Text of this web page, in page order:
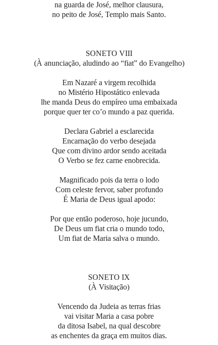
na guarda de José, melhor clausura,
no peito de José, Templo mais Santo.
SONETO VIII
(À anunciação, aludindo ao “fiat” do Evangelho)
Em Nazaré a virgem recolhida
no Mistério Hipostático enlevada
lhe manda Deus do empíreo uma embaixada
porque quer ter co’o mundo a paz querida.
Declara Gabriel a esclarecida
Encarnação do verbo desejada
Que com divino ardor sendo aceitada
O Verbo se fez carne enobrecida.
Magnificado pois da terra o lodo
Com celeste fervor, saber profundo
É Maria de Deus igual apodo:
Por que então poderoso, hoje jucundo,
De Deus um fiat cria o mundo todo,
Um fiat de Maria salva o mundo.
SONETO IX
(À Visitação)
Vencendo da Judeia as terras frias
vai visitar Maria a casa pobre
da ditosa Isabel, na qual descobre
as enchentes da graça em muitos dias.